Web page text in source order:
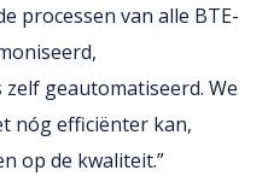
processen van alle BTE-
geautomatiseerd. We
nóg efficiënter kan,
op de kwaliteit.”